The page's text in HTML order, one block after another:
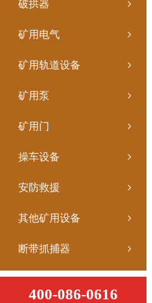
破拱器
矿用电气
矿用轨道设备
矿用泵
矿用门
操车设备
安防救援
其他矿用设备
断带抓捕器
400-086-0616